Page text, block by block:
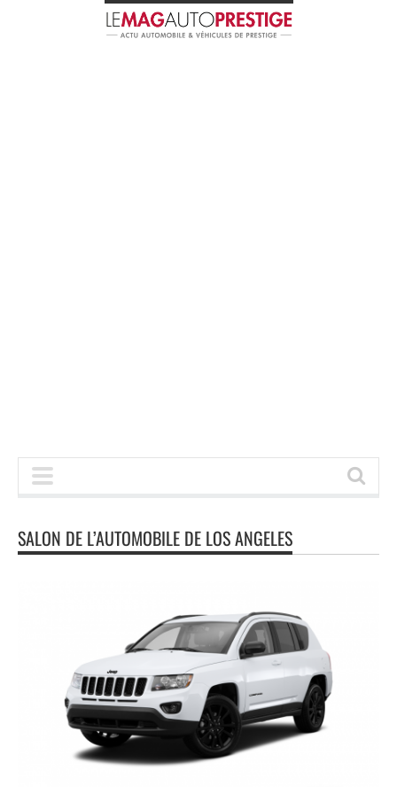
SALON DE L’AUTOMOBILE DE LOS ANGELES